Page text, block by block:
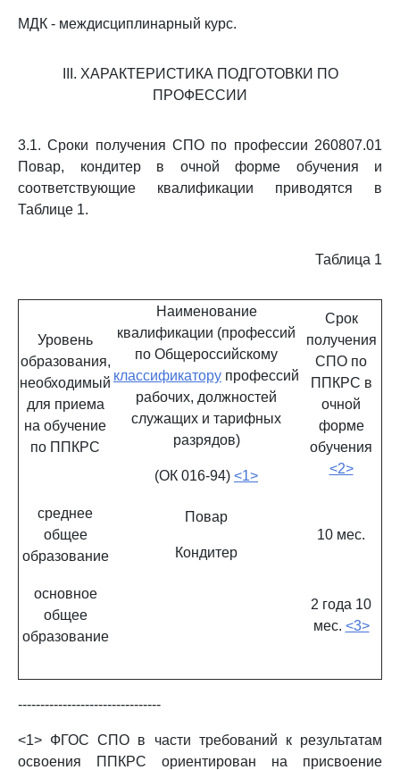
МДК - междисциплинарный курс.
III. ХАРАКТЕРИСТИКА ПОДГОТОВКИ ПО
ПРОФЕССИИ
3.1. Сроки получения СПО по профессии 260807.01
Повар, кондитер в очной форме обучения и
соответствующие квалификации приводятся в
Таблице 1.
Таблица 1
Уровень
образования,
необходимый
для приема
на обучение
по ППКРС
Наименование
квалификации (профессий
по Общероссийскому
классификатору профессий
рабочих, должностей
служащих и тарифных
разрядов)
(ОК 016-94) <1>
Срок
получения
СПО по
ППКРС в
очной
форме
обучения
<2>
среднее
общее
образование
Повар
Кондитер
10 мес.
основное
общее
образование
2 года 10
мес. <3>
--------------------------------
<1> ФГОС СПО в части требований к результатам
освоения ППКРС ориентирован на присвоение